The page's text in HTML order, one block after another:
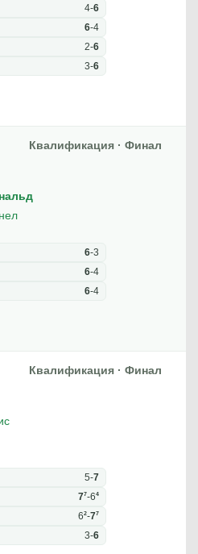
4-6
6-4
2-6
3-6
Квалификация · Финал
6-3
6-4
6-4
Квалификация · Финал
5-7
77-64
62-77
3-6